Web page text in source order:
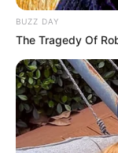
BUZZ DAY
The Tragedy Of